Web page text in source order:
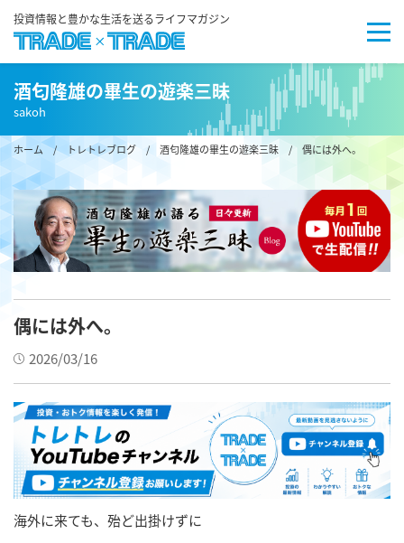
投資情報と豊かな生活を送るライフマガジン
酒匂隆雄の畢生の遊楽三昧
sakoh
ホーム/ トレトレブログ / 酒匂隆雄の畢生の遊楽三昧 / 偶には外へ。
偶には外へ。
2026/03/16
海外に来ても、殆ど出掛けずに